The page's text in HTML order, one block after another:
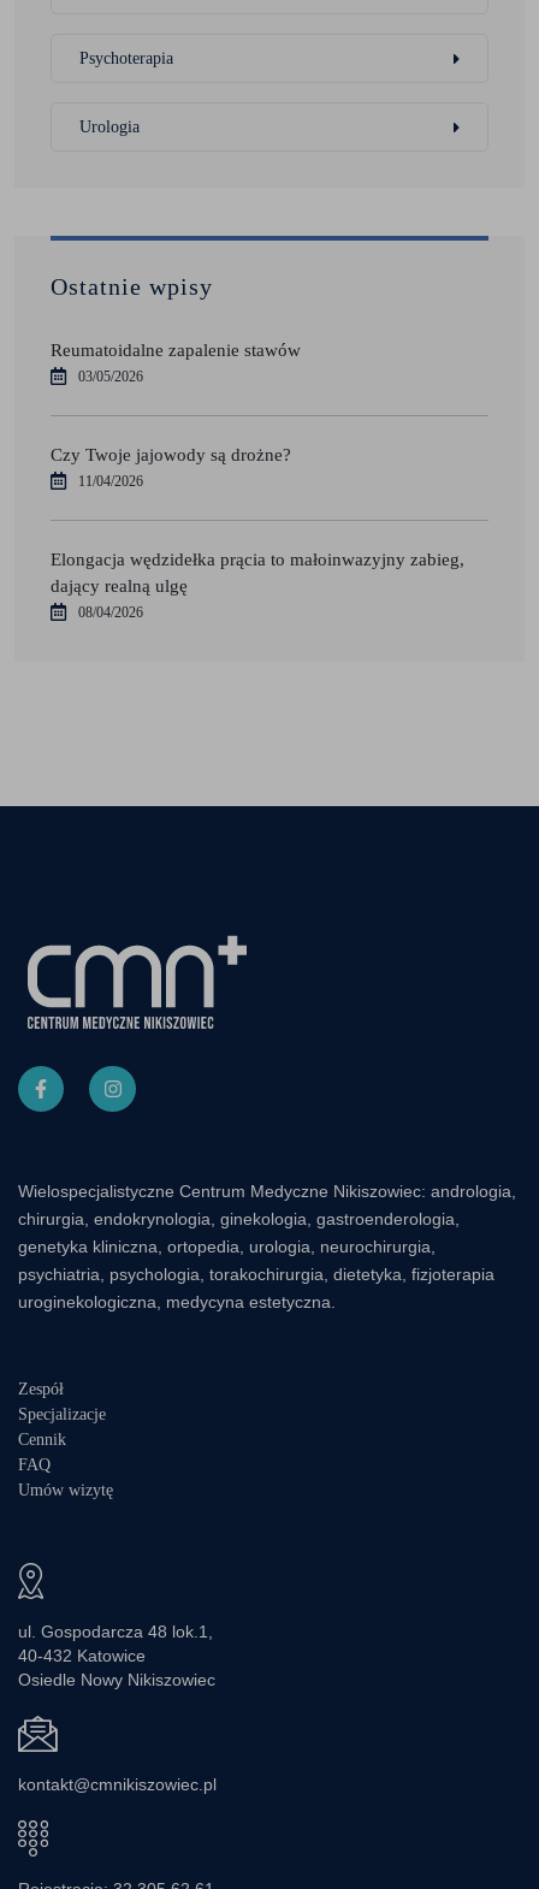
Psychoterapia
Urologia
Ostatnie wpisy
Reumatoidalne zapalenie stawów
03/05/2026
Czy Twoje jajowody są drożne?
11/04/2026
Elongacja wędzidełka prącia to małoinwazyjny zabieg,
dający realną ulgę
08/04/2026
Wielospecjalistyczne Centrum Medyczne Nikiszowiec: andrologia,
chirurgia, endokrynologia, ginekologia, gastroenderologia,
genetyka kliniczna, ortopedia, urologia, neurochirurgia,
psychiatria, psychologia, torakochirurgia, dietetyka, fizjoterapia
uroginekologiczna, medycyna estetyczna.
Zespół
Specjalizacje
Cennik
FAQ
Umów wizytę
ul. Gospodarcza 48 lok.1,
40-432 Katowice
Osiedle Nowy Nikiszowiec
kontakt@cmnikiszowiec.pl